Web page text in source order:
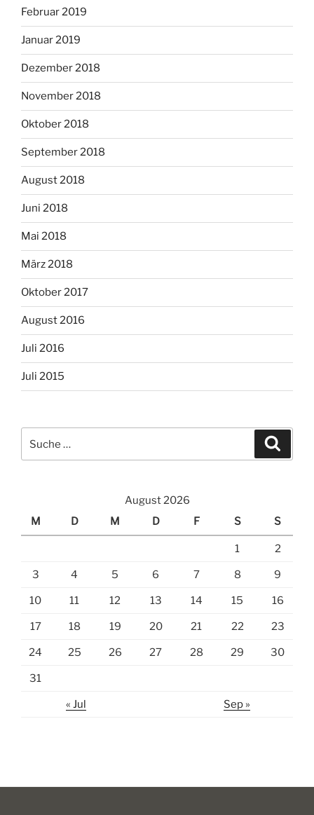
Februar 2019
Januar 2019
Dezember 2018
November 2018
Oktober 2018
September 2018
August 2018
Juni 2018
Mai 2018
März 2018
Oktober 2017
August 2016
Juli 2016
Juli 2015
nach:
August 2026
M
D M D F S S
1 2
3 4 5 6 7 8 9
10 11 12 13 14 15 16
17 18 19 20 21 22 23
24 25 26 27 28 29 30
31
« Jul Sep »